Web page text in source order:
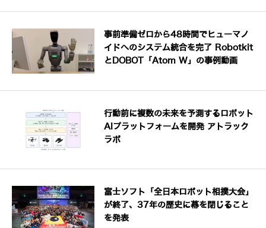
事前準備ゼロから48時間でヒューマノ
イドへのシステム統合を完了 Robotkit
とDOBOT「Atom W」の事例動画
行動前に複数の未来を予測するロボット
AIプラットフォームを開発 アトラック
ラボ
富士ソフト「全日本ロボット相撲大会」
が終了、37年の歴史に幕を閉じること
を発表